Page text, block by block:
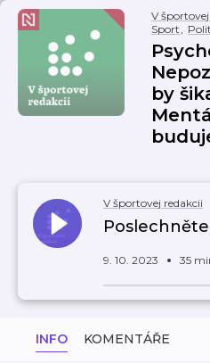
V
Sport,
by
V športovej redakcii
9. 10. 2023 35
INFO KOMENTÁŘE